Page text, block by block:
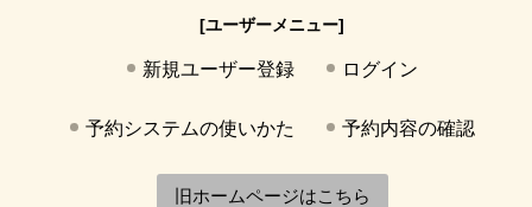
[ユーザーメニュー]
新規ユーザー登録 ログイン
予約システムの使いかた 予約内容の確認
旧ホームページはこちら